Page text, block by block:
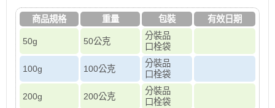
商品規格 重量 包裝 有效日期
50g 50公克
分裝品
口栓袋
100g 100公克
分裝品
口栓袋
200g 200公克
分裝品
口栓袋